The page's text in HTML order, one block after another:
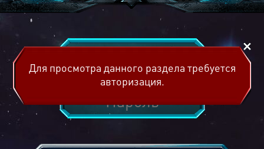
Для просмотра данного раздела требуется
авторизация.